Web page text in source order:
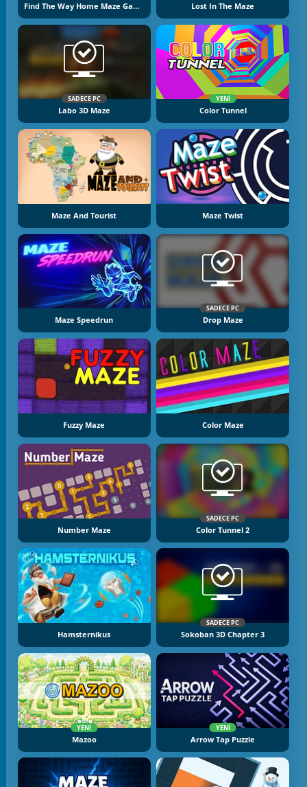
Find The Way Home Maze Game Lost In The Maze
SADECE PC
Labo 3D Maze
YENI
Color Tunnel
Maze And Tourist Maze Twist
Maze Speedrun
SADECE PC
Drop Maze
Fuzzy Maze Color Maze
Number Maze
SADECE PC
Color Tunnel 2
Hamsternikus
SADECE PC
Sokoban 3D Chapter 3
YENI
Mazoo
YENI
Arrow Tap Puzzle